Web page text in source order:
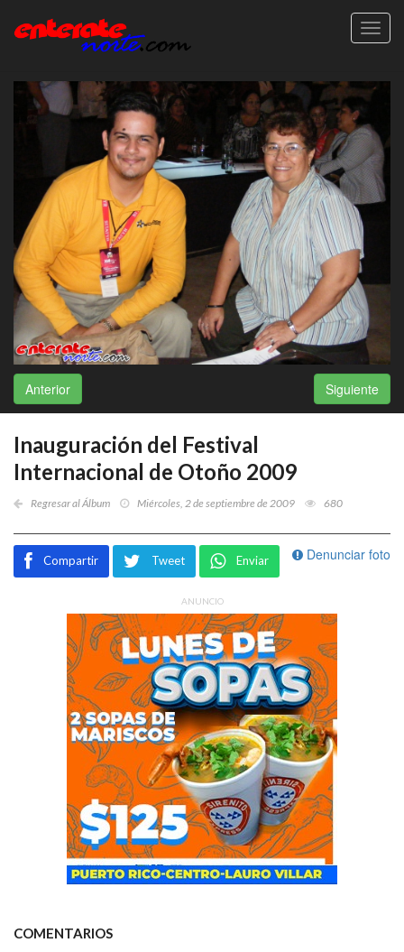
Anterior Siguiente
Inauguración del Festival
Internacional de Otoño 2009
Regresar al Álbum Miércoles, 2 de septiembre de 2009 680
Denunciar foto
Compartir Tweet Enviar
ANUNCIO
COMENTARIOS